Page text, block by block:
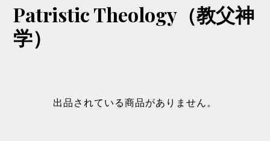
Patristic Theology（教父神
学）
出品されている商品がありません。